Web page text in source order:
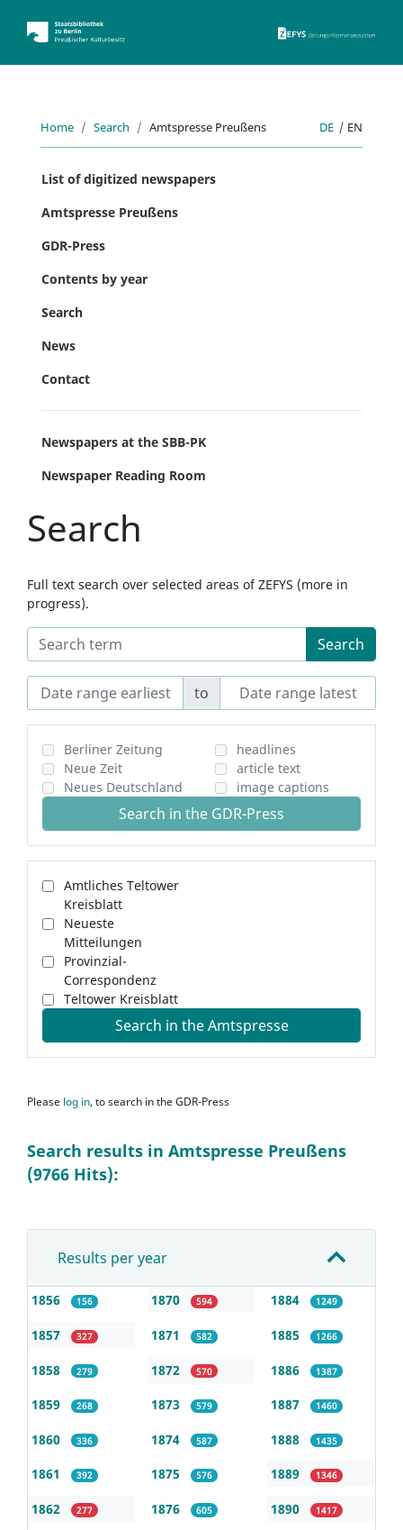
Home Search Amtspresse Preußens DE | EN
List of digitized newspapers
Amtspresse Preußens
GDR-Press
Contents by year
Search
News
Contact
Newspapers at the SBB-PK
Newspaper Reading Room
Search
Full text search over selected areas of ZEFYS (more in
progress).
Search
to
Berliner Zeitung
Neue Zeit
Neues Deutschland
headlines
article text
image captions
Search in the GDR-Press
Amtliches Teltower
Kreisblatt
Neueste
Mitteilungen
Provinzial-
Correspondenz
Teltower Kreisblatt
Search in the Amtspresse
Please log in, to search in the GDR-Press
Search results in Amtspresse Preußens
(9766 Hits):
Results per year
1856 156
1857 327
1858 279
1859 268
1860 336
1861 392
1862 277
1870 594
1871 582
1872 570
1873 579
1874 587
1875 576
1876 605
1884 1249
1885 1266
1886 1387
1887 1460
1888 1435
1889 1346
1890 1417